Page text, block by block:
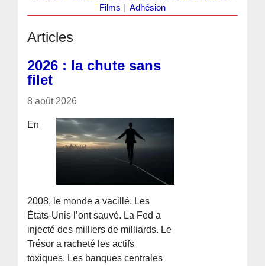
Films
Adhésion
Articles
2026 : la chute sans
filet
8 août 2026
En
2008, le monde a vacillé. Les
États-Unis l’ont sauvé. La Fed a
injecté des milliers de milliards. Le
Trésor a racheté les actifs
toxiques. Les banques centrales